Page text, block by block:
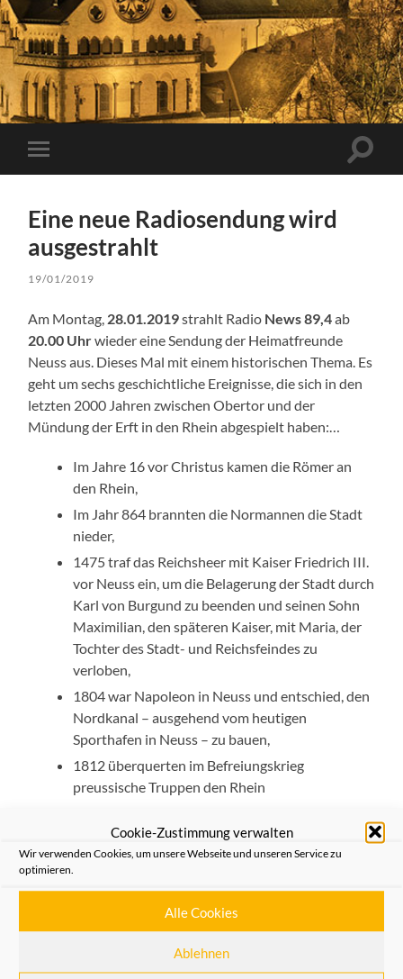
Cookie-Zustimmung verwalten
Wir verwenden Cookies, um unsere Webseite und unseren Service zu
optimieren.
Alle Cookies
Ablehnen
Mobile-
Menü
Eine neue Radiosendung wird
ausgestrahlt
19/01/2019
Am Montag, 28.01.2019strahlt Radio News 89,4ab
20.00 Uhrwieder eine Sendung der Heimatfreunde
Neuss aus. Dieses Mal mit einem historischen Thema. Es
geht um sechs geschichtliche Ereignisse, die sich in den
letzten 2000 Jahren zwischen Obertor und der
Mündung der Erft in den Rhein abgespielt haben:
Im Jahre 16 vor Christus kamen die Römer an
den Rhein,
Im Jahr 864 brannten die Normannen die Stadt
nieder,
1475 traf das Reichsheer mit Kaiser Friedrich III.
vor Neuss ein, um die Belagerung der Stadt durch
Karl von Burgund zu beenden und seinen Sohn
Maximilian, den späteren Kaiser, mit Maria, der
Tochter des Stadt- und Reichsfeindes zu
verloben,
1804 war Napoleon in Neuss und entschied, den
Nordkanal – ausgehend vom heutigen
Sporthafen in Neuss – zu bauen,
1812 überquerten im Befreiungskrieg
preussische Truppen den Rhein
an der Stelle des Rheins vor, an der fast 2000
Jahren römische Legionen vorgedrungen waren
Rhein-Kreises-Neuss in Neuss-Holzheim sind Professor
Dr. Wilhelm Schepping, Helga Peppekus und Dorothe